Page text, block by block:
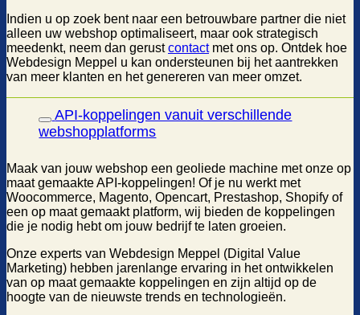
Indien u op zoek bent naar een betrouwbare partner die niet
alleen uw webshop optimaliseert, maar ook strategisch
meedenkt, neem dan gerustcontactmet ons op. Ontdek hoe
Webdesign Meppel u kan ondersteunen bij het aantrekken
van meer klanten en het genereren van meer omzet.
API-koppelingen vanuit verschillende
webshopplatforms
Maak van jouw webshop een geoliede machine met onze op
maat gemaakte API-koppelingen! Of je nu werkt met
Woocommerce, Magento, Opencart, Prestashop, Shopify of
een op maat gemaakt platform, wij bieden de koppelingen
die je nodig hebt om jouw bedrijf te laten groeien.
Onze experts van Webdesign Meppel (Digital Value
Marketing) hebben jarenlange ervaring in het ontwikkelen
van op maat gemaakte koppelingen en zijn altijd op de
hoogte van de nieuwste trends en technologieën.